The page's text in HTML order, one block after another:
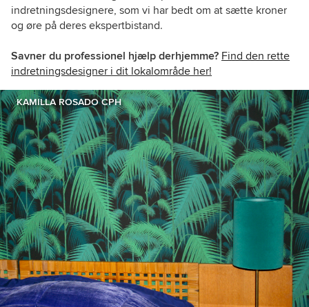
indretningsdesignere, som vi har bedt om at sætte kroner
og øre på deres ekspertbistand.
Savner du professionel hjælp derhjemme? Find den rette
indretningsdesigner i dit lokalområde her!
KAMILLA ROSADO CPH